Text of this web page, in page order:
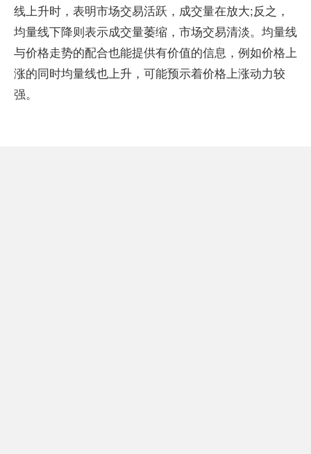
线上升时，表明市场交易活跃，成交量在放大;反之，
均量线下降则表示成交量萎缩，市场交易清淡。均量线
与价格走势的配合也能提供有价值的信息，例如价格上
涨的同时均量线也上升，可能预示着价格上涨动力较
强。